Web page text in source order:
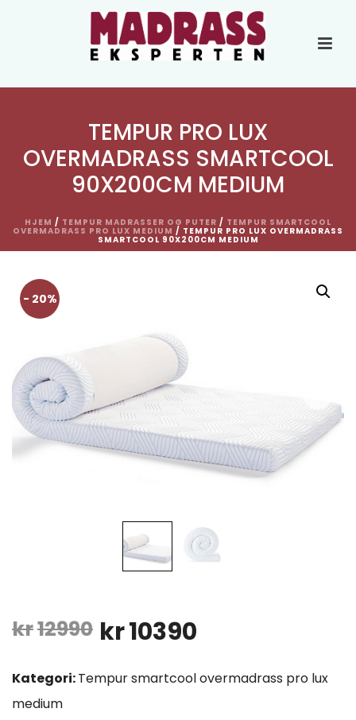
TEMPUR PRO LUX
OVERMADRASS SMARTCOOL
90X200CM MEDIUM
HJEM / TEMPUR MADRASSER OG PUTER / TEMPUR SMARTCOOL
OVERMADRASS PRO LUX MEDIUM / TEMPUR PRO LUX OVERMADRASS
SMARTCOOL 90X200CM MEDIUM
- 20%
kr12990 Opprinnelig
pris
kr10390
pris
Kategori:Tempur smartcool overmadrass pro lux
medium